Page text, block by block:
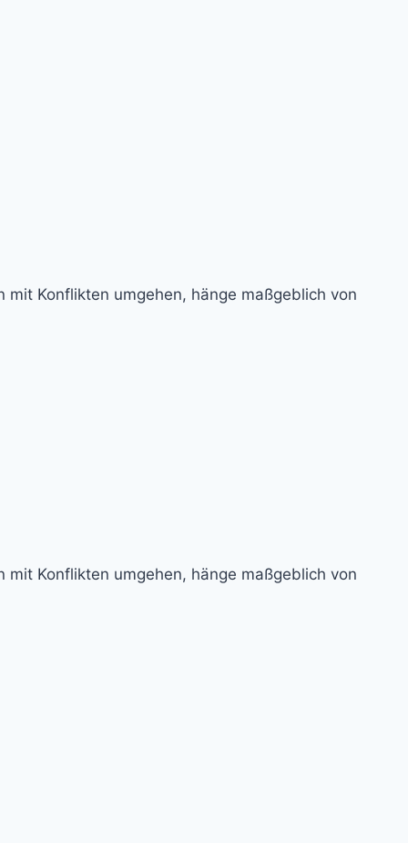
Konflikten umgehen, hänge maßgeblich von
Konflikten umgehen, hänge maßgeblich von